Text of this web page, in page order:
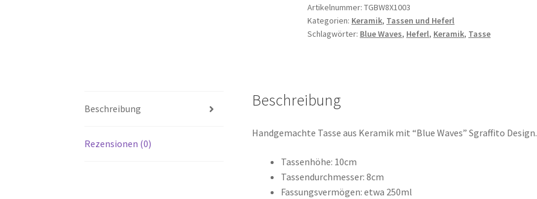
Menge
Artikelnummer:TGBW8X1003
Kategorien: Keramik, Tassen und Heferl
Schlagwörter: Blue Waves, Heferl, Keramik, Tasse
Beschreibung
Rezensionen (0)
Beschreibung
Handgemachte Tasse aus Keramik mit “Blue Waves” Sgraffito Design.
Tassenhöhe: 10cm
Tassendurchmesser: 8cm
Fassungsvermögen: etwa 250ml